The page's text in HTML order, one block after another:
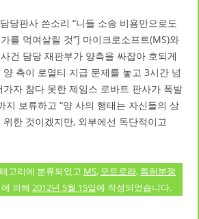
당판사 쓴소리 “니들 소송 비용만으로도
를 먹여살릴 것”] 마이크로소프트(MS)와
건 담당 재판부가 양측을 싸잡아 호되게
측이 로열티 지급 문제를 놓고 3시간 넘
자 참다 못한 제임스 로바트 판사가 폭발
지 보류하고 “양 사의 행태는 자신들의 상
한 것이겠지만, 외부에선 독단적이고
고리에 분류되었고 MS, 모토로라, 특허분쟁
의해 2012년 5월 15일에 작성되었습니다.